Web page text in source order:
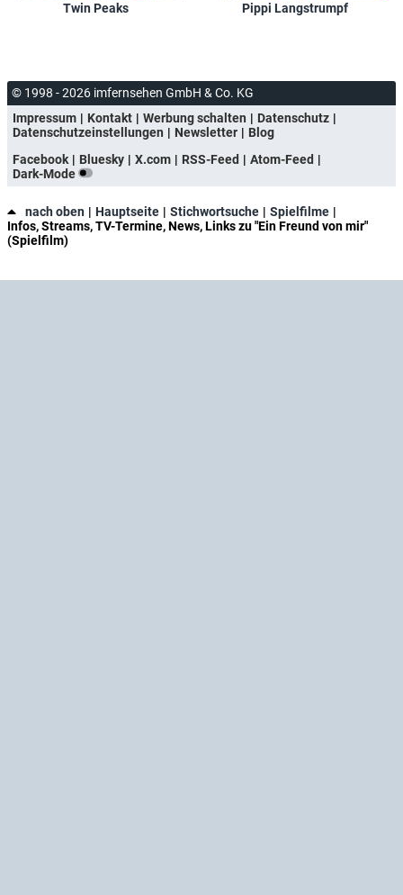
Twin Peaks Pippi Langstrumpf
© 1998 - 2026 imfernsehen GmbH & Co. KG
Impressum
Kontakt Werbung schalten
Datenschutz
Datenschutzeinstellungen
Newsletter
Blog
Facebook
Bluesky X.com RSS-Feed
Atom-Feed
Dark-Mode
nach oben Hauptseite Stichwortsuche
Spielfilme
Infos, Streams, TV-Termine, News, Links zu "Ein Freund von mir"
(Spielfilm)